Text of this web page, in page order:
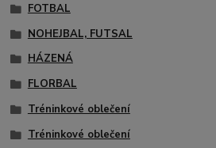
FOTBAL
NOHEJBAL, FUTSAL
HÁZENÁ
FLORBAL
Tréninkové oblečení
Tréninkové oblečení